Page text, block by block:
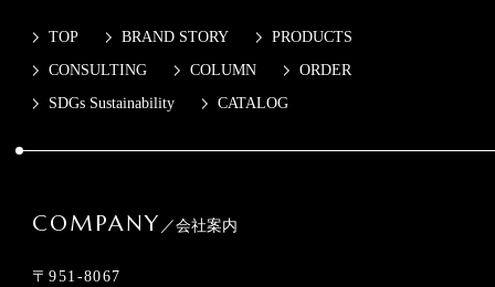
TOP BRAND STORY
PRODUCTS
CONSULTING
COLUMN
ORDER
SDGs Sustainability
CATALOG
COMPANY ／会社案内
〒951-8067